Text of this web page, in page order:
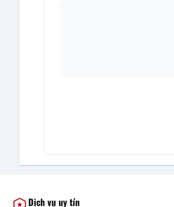
Dịch vụ uy tín